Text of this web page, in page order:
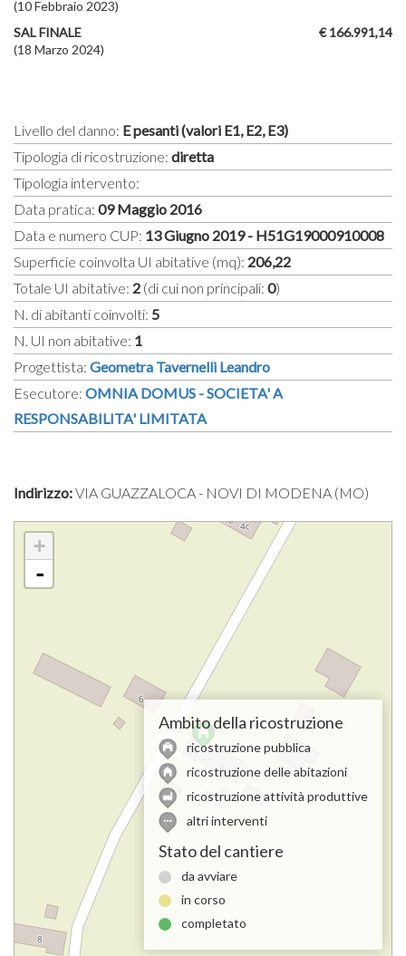
(10 Febbraio 2023)
€ 166.991,14
SAL FINALE
(18 Marzo 2024)
Livello del danno: E pesanti (valori E1, E2, E3)
Tipologia di ricostruzione: diretta
Tipologia intervento:
Data pratica: 09 Maggio 2016
Data e numero CUP: 13 Giugno 2019 - H51G19000910008
Superficie coinvolta UI abitative (mq): 206,22
Totale UI abitative: 2 (di cui non principali: 0)
N. di abitanti coinvolti: 5
N. UI non abitative: 1
Progettista: Geometra Tavernelli Leandro
Esecutore: OMNIA DOMUS - SOCIETA' A
RESPONSABILITA' LIMITATA
Indirizzo:VIA GUAZZALOCA - NOVI DI MODENA (MO)
+
-
Ambito della ricostruzione
ricostruzione pubblica
ricostruzione delle abitazioni
ricostruzione attività produttive
altri interventi
Stato del cantiere
da avviare
in corso
completato